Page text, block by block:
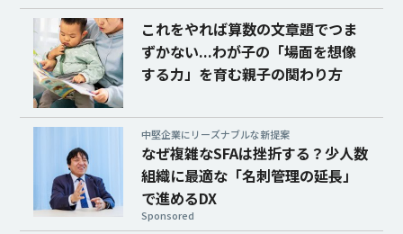
これをやれば算数の文章題でつま
ずかない...わが子の「場面を想像
する力」を育む親子の関わり方
中堅企業にリーズナブルな新提案
なぜ複雑なSFAは挫折する？少人数
組織に最適な「名刺管理の延長」
で進めるDX
Sponsored